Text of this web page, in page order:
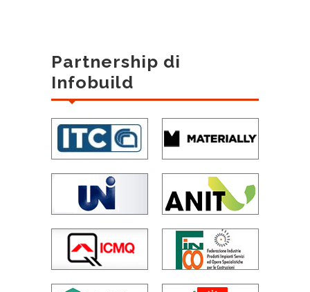
Partnership di
Infobuild